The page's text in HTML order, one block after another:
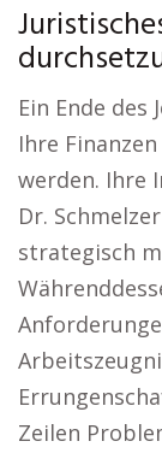
Ein Ende
Ihre
werden. Ihre
Dr.
strategisch
Zeilen